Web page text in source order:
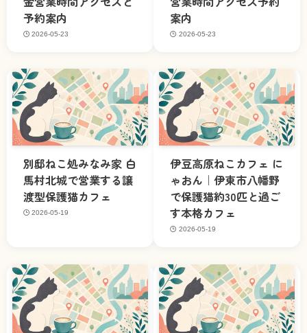
予約案内
2026-05-23
案内
2026-05-23
別邸ねこ処みなみ家 白
馬村北城で営業する譲
渡型保護猫カフェ
2026-05-19
伊豆高原ねこカフェ に
ゃおん｜伊東市八幡野
で保護猫約30匹と過ご
す本格カフェ
2026-05-19